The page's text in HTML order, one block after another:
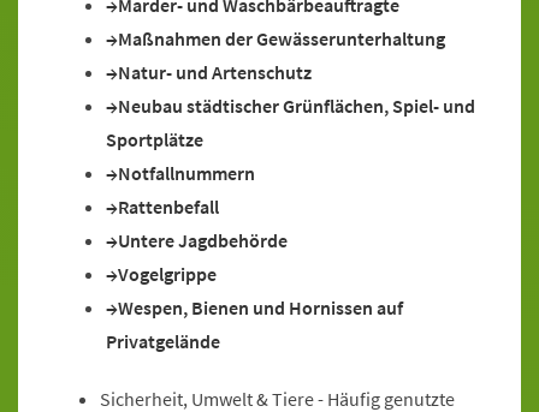
Marder- und Waschbärbeauftragte
Maßnahmen der Gewässerunterhaltung
Natur- und Artenschutz
Neubau städtischer Grünflächen, Spiel- und
Sportplätze
Notfallnummern
Rattenbefall
Untere Jagdbehörde
Vogelgrippe
Wespen, Bienen und Hornissen auf
Privatgelände
Sicherheit, Umwelt & Tiere - Häufig genutzte